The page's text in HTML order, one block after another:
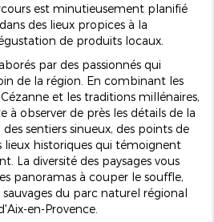
est minutieusement planifié
des lieux propices à la
de produits locaux.
par des passionnés qui
de la région. En combinant les
et les traditions millénaires,
à observer de près les détails de la
sentiers sinueux, des points de
lieux historiques qui témoignent
La diversité des paysages vous
panoramas à couper le souffle,
sauvages du parc naturel régional
en-Provence.